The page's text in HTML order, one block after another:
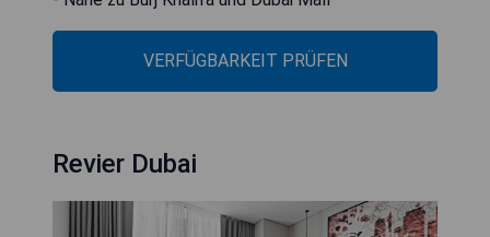
VERFÜGBARKEIT PRÜFEN
Revier Dubai